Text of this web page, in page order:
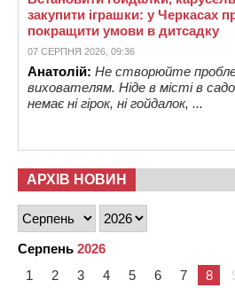
закупити іграшки: у Черкасах
покращити умови в дитсадку
07 СЕРПНЯ 2026, 09:36
Анатолій: Не створюйте
вихователям. Ніде в місті в
немає ні гірок, ні гойдалок, ...
АРХІВ НОВИН
Серпень 2026
1
2 3 4 5 6 7 8